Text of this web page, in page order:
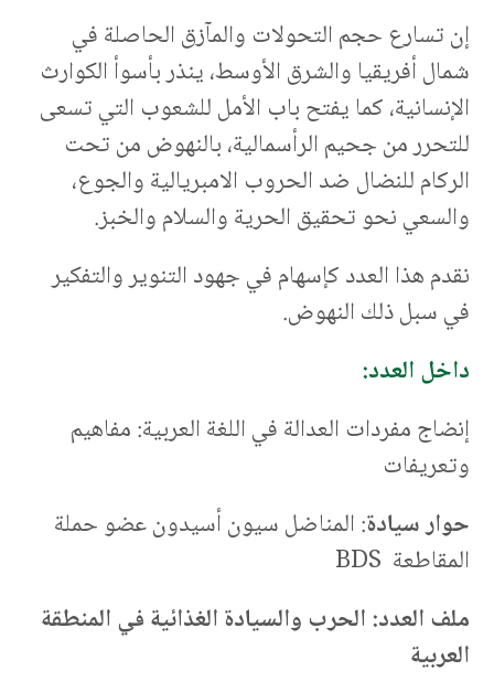
إن تسارع حجم التحولات والمآزق الحاصلة في
شمال أفريقيا والشرق الأوسط، ينذر بأسوأ الكوارث
الإنسانية، كما يفتح باب الأمل للشعوب التي تسعى
للتحرر من جحيم الرأسمالية، بالنهوض من تحت
الركام للنضال ضد الحروب الامبريالية والجوع،
والسعي نحو تحقيق الحرية والسلام والخبز.
نقدم هذا العدد كإسهام في جهود التنوير والتفكير
في سبل ذلك النهوض.
داخل العدد:
إنضاج مفردات العدالة في اللغة العربية: مفاهيم
وتعريفات
حوار سيادة: المناضل سيون أسيدون عضو حملة
المقاطعة BDS
ملف العدد: الحرب والسيادة الغذائية في المنطقة
العربية